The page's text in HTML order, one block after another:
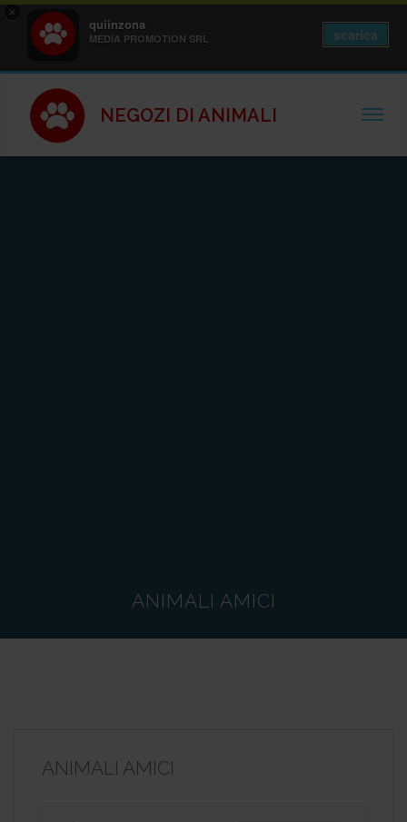
×
quiinzona
MEDIA PROMOTION SRL scarica
NEGOZI DI ANIMALI
ANIMALI AMICI
ANIMALI AMICI